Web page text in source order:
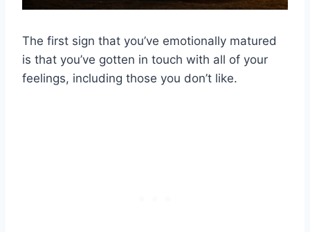
The first sign that you’ve emotionally matured
is that you’ve gotten in touch with all of your
feelings, including those you don’t like.